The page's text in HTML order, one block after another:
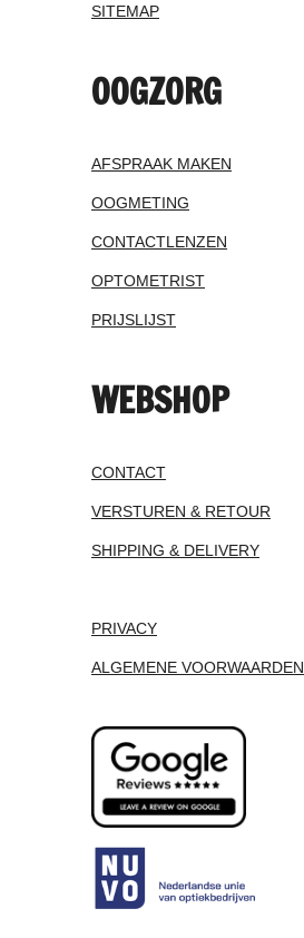
SITEMAP
OOGZORG
AFSPRAAK MAKEN
OOGMETING
CONTACTLENZEN
OPTOMETRIST
PRIJSLIJST
WEBSHOP
CONTACT
VERSTUREN & RETOUR
SHIPPING & DELIVERY
PRIVACY
ALGEMENE VOORWAARDEN